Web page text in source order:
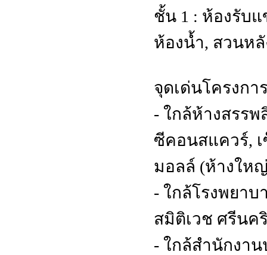
ชั้น 1 : ห้องรับ
ห้องน้ำ, สวนห
จุดเด่นโครงกา
- ใกล้ห้างสรร
ซีคอนสแควร์,
มอลล์ (ห้างให
- ใกล้โรงพยา
สมิติเวช ศรีนค
- ใกล้สำนักงา